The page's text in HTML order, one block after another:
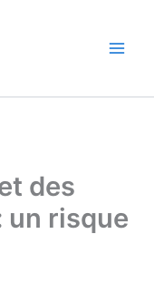
des
un risque